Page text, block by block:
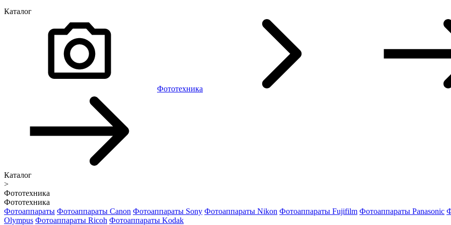
Каталог
Фототехника
Каталог
>
Фототехника
Фототехника
Фотоаппараты Фотоаппараты Canon Фотоаппараты Sony Фотоаппараты Nikon Фотоаппараты Fujifilm Фотоаппараты Panasonic
Olympus Фотоаппараты Ricoh Фотоаппараты Kodak